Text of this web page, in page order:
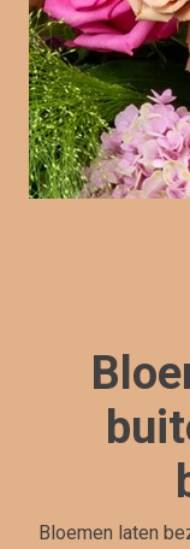
Bloemen laten